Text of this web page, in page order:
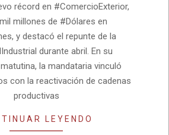
récord en #ComercioExterior,
millones de #Dólares en
y destacó el repunte de la
durante abril. En su
la mandataria vinculó
con la reactivación de cadenas
productivas
LEYENDO